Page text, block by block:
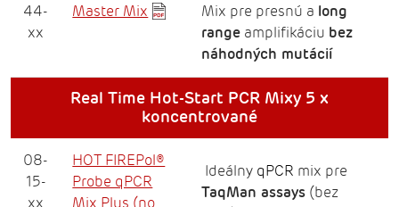
44-
xx
Master Mix
Mix pre presnú a long
range amplifikáciu bez
náhodných mutácií
Real Time Hot-Start PCR Mixy 5 x
koncentrované
08-
15-
xx
HOT FIREPol®
Probe qPCR
Mix Plus (no
Ideálny qPCR mix pre
TaqMan assays (bez